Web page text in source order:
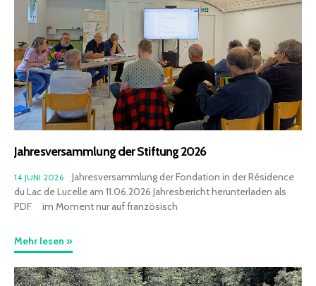
Kontakt
Mitglied werden
Jahresversammlung der Stiftung 2026
14 JUNI 2026
Jahresversammlung der Fondation in der Résidence
du Lac de Lucelle am 11.06.2026 Jahresbericht herunterladen als
PDF im Moment nur auf französisch
Mehr lesen »